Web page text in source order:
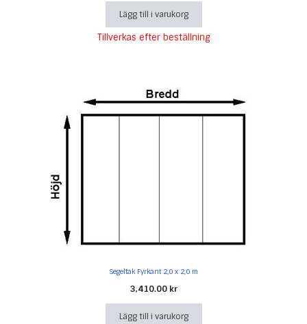
Lägg till i varukorg
Tillverkas efter beställning
Segeltak Fyrkant 2,0 x 2,0 m
3,410.00 kr
Lägg till i varukorg